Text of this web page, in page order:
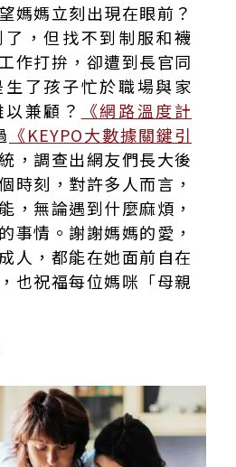
媽媽立刻出現在眼前？
，但找不到制服和襪
作打拚，卻遭到長官同
了孩子忙於職場與家
兼顧？
《網路溫度計
《KEYPO大數據關鍵引
，調查出網友們長大後
時刻，對許多人而言，
，無論遇到什麼麻煩，
事情。謝謝媽媽的愛，
人，都能在她面前自在
也祝福每位媽咪「母親